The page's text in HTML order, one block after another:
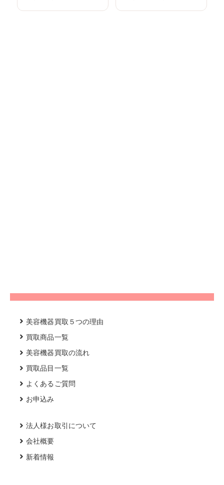
美容機器買取５つの理由
買取商品一覧
美容機器買取の流れ
買取品目一覧
よくあるご質問
お申込み
法人様お取引について
会社概要
新着情報